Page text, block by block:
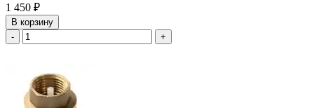
1 450 ₽
В корзину
-
+